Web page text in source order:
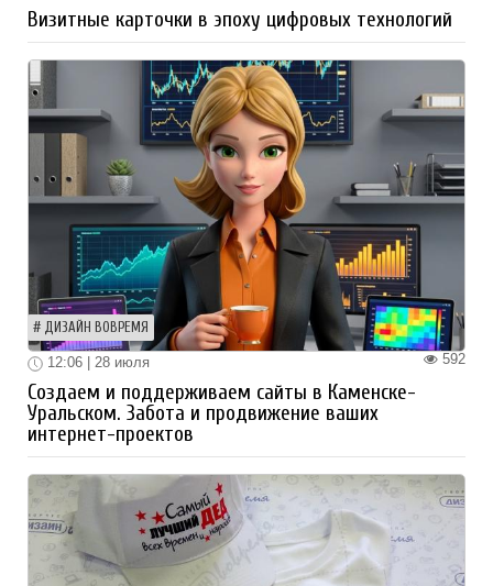
Визитные карточки в эпоху цифровых технологий
ДИЗАЙН ВОВРЕМЯ
592
12:06 | 28 июля
Создаем и поддерживаем сайты в Каменске-
Уральском. Забота и продвижение ваших
интернет-проектов